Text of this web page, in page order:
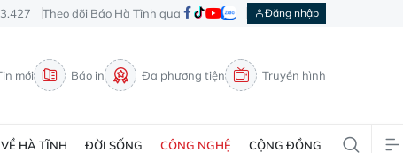
Theo dõi Báo Hà Tĩnh qua Đăng nhập
mới Báo in Đa phương tiện Truyền hình
VỀ HÀ TĨNH ĐỜI SỐNG CÔNG NGHỆ CỘNG ĐỒNG